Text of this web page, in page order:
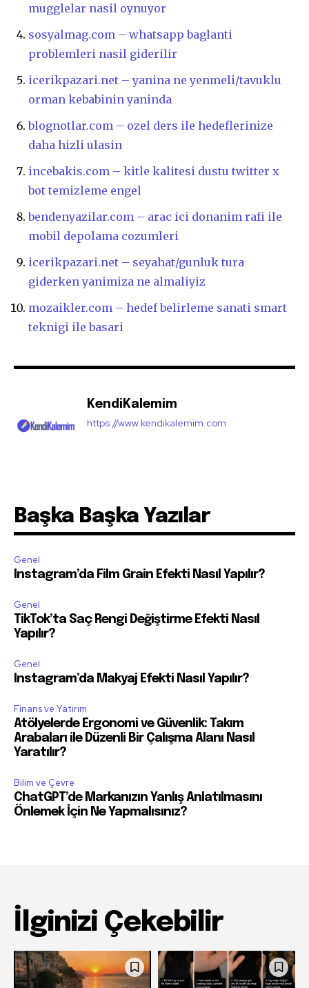
mugglelar nasil oynuyor
sosyalmag.com – whatsapp baglanti
problemleri nasil giderilir
icerikpazari.net – yanina ne yenmeli/tavuklu
orman kebabinin yaninda
blognotlar.com – ozel ders ile hedeflerinize
daha hizli ulasin
incebakis.com – kitle kalitesi dustu twitter x
bot temizleme engel
bendenyazilar.com – arac ici donanim rafi ile
mobil depolama cozumleri
icerikpazari.net – seyahat/gunluk tura
giderken yanimiza ne almaliyiz
mozaikler.com – hedef belirleme sanati smart
teknigi ile basari
KendiKalemim
https://www.kendikalemim.com
Başka Başka Yazılar
Genel
Instagram’da Film Grain Efekti Nasıl Yapılır?
Genel
TikTok’ta Saç Rengi Değiştirme Efekti Nasıl
Yapılır?
Genel
Instagram’da Makyaj Efekti Nasıl Yapılır?
Finans ve Yatırım
Atölyelerde Ergonomi ve Güvenlik: Takım
Arabaları ile Düzenli Bir Çalışma Alanı Nasıl
Yaratılır?
Bilim ve Çevre
ChatGPT’de Markanızın Yanlış Anlatılmasını
Önlemek İçin Ne Yapmalısınız?
İlginizi Çekebilir